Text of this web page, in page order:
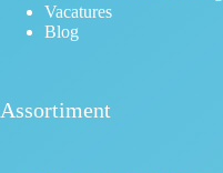
Vacatures
Blog
Assortiment